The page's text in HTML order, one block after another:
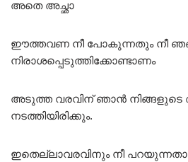
അതെ അച്ഛാ
ഈത്തവണ നീ പോകുന്നതും നീ
നിരാശപ്പെടുത്തിക്കോണ്ടാണം
അടുത്ത വരവിന് ഞാൻ
നടത്തിയിരിക്കും.
ഇതെല്ലാവരവിനും നീ പറയുന്നതാ